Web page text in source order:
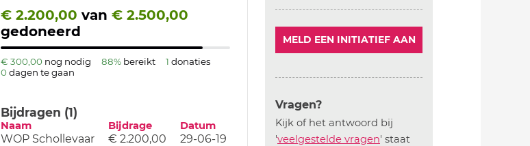
€ 2.200,00 van € 2.500,00
gedoneerd
€ 300,00 nog nodig 88% bereikt 1 donaties
0 dagen te gaan
Bijdragen (1)
Naam Bijdrage Datum
WOP Schollevaar € 2.200,00 29-06-19
MELD EEN INITIATIEF AAN
Vragen?
Kijk of het antwoord bij
'veelgestelde vragen' staat